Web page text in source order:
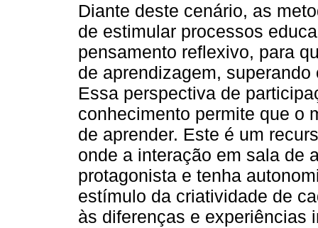
Diante deste cenário, as
de estimular processos
pensamento reflexivo, para
de aprendizagem,
Essa perspectiva de
conhecimento permite que o
de aprender. Este é um
onde a interação em sala de
protagonista e tenha
estímulo da criatividade de
às diferenças e experiências